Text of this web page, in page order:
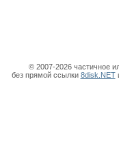
© 2007-2026 частичное
без прямой ссылки 8disk.NET